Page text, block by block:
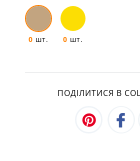
0 шт. 0 шт.
ПОДІЛИТИСЯ В